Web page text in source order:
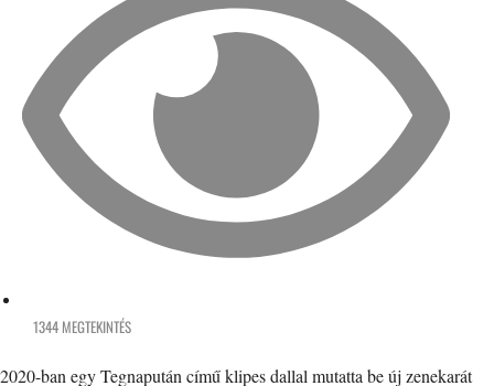
1344 MEGTEKINTÉS
2020-ban egy Tegnapután című klipes dallal mutatta be új zenekarát